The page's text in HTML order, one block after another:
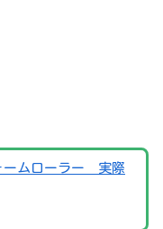
ームローラー 実際